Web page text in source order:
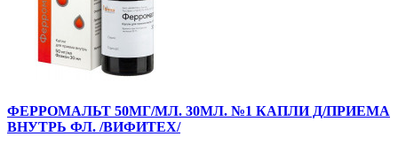
ФЕРРОМАЛЬТ 50МГ/МЛ. 30МЛ. №1 КАПЛИ Д/ПРИЕМА
ВНУТРЬ ФЛ. /ВИФИТЕХ/